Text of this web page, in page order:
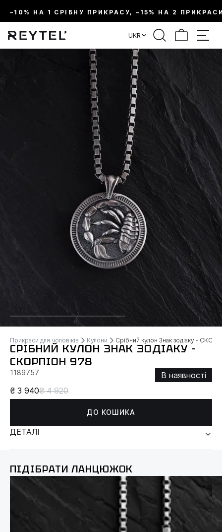
–10% НА 1 СРІБНУ ПРИКРАСУ, –15% НА 2
UKR
Прикраси для чоловіків Кулони Срібний кулон Знак зодіаку -
СРІБНИЙ КУЛОН ЗНАК ЗОДІАКУ -
СКОРПІОН 978
1189757
В наявності
₴ 3 940₴ 4 920
ДО КОШИКА
ДЕТАЛІ
ПІДІБРАТИ ЛАНЦЮЖОК